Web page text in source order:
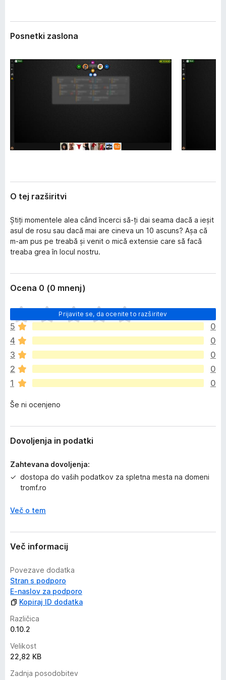
F
e
o
x
i
r
v
i
Posnetki zaslona
O tej razširitvi
Știți momentele alea când încerci să-ți dai seama dacă a ieșit
asul de rosu sau dacă mai are cineva un 10 ascuns? Așa că
m-am pus pe treabă și venit o mică extensie care să facă
treaba grea în locul nostru.
Ocena 0 (0 mnenj)
Prijavite se, da ocenite to razširitev
Š
e
n
i
o
c
e
n
e
o
5
0
4
0
3
0
2
0
1
0
Še ni ocenjeno
Dovoljenja in podatki
Zahtevana dovoljenja:
dostopa do vaših podatkov za spletna mesta na domeni
tromf.ro
Več o tem
Več informacij
Povezave dodatka
Stran s podporo
E-naslov za podporo
Kopiraj ID dodatka
Različica
0.10.2
Velikost
22,82 KB
Zadnja posodobitev